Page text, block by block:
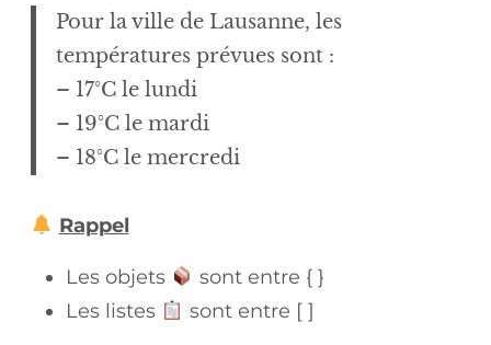
Pour la ville de Lausanne, les
températures prévues sont :
– 17°C le lundi
– 19°C le mardi
– 18°C le mercredi
Rappel
Les objets
sont entre { }
Les listes
sont entre [ ]